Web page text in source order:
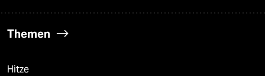
Themen
Hitze